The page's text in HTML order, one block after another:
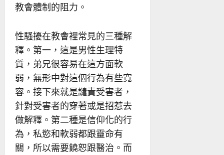
教會體制的阻力。
性騷擾在教會裡常見的三種解
釋。第一，這是男性生理特
質，弟兄很容易在這方面軟
弱，無形中對這個行為有些寬
容。接下來就是譴責受害者，
針對受害者的穿著或是招惹去
做解釋。第二種是信仰化的行
為，私慾和軟弱都跟靈命有
關，所以需要饒恕跟醫治。而